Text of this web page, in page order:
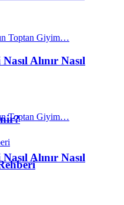
Alınır Nasıl
Alınır Nasıl